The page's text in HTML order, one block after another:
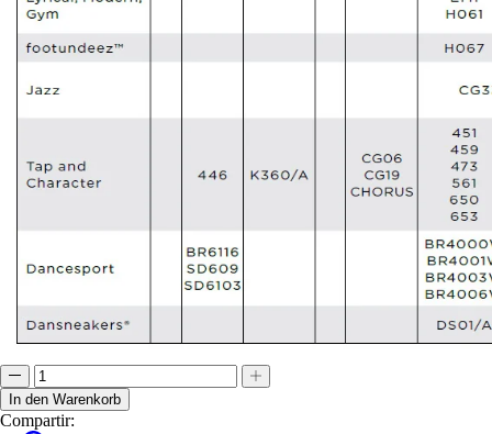
In den Warenkorb
Compartir: